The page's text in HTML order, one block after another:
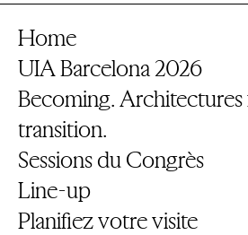
Home
UIA Barcelona 2026
Becoming. Architectures
transition.
Sessions du Congrès
Line-up
Planifiez votre visite